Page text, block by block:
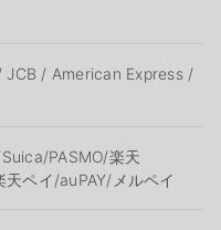
/ American Express /
PASMO/楽天
ペイ/auPAY/メルペイ